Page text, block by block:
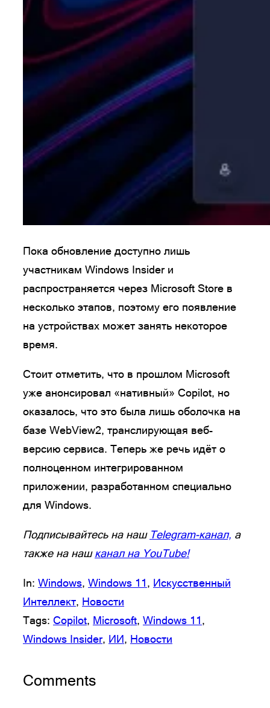
Пока обновление доступно лишь
участникам Windows Insider и
распространяется через Microsoft Store в
несколько этапов, поэтому его появление
на устройствах может занять некоторое
время.
Стоит отметить, что в прошлом Microsoft
уже анонсировал «нативный» Copilot, но
оказалось, что это была лишь оболочка на
базе WebView2, транслирующая веб-
версию сервиса. Теперь же речь идёт о
полноценном интегрированном
приложении, разработанном специально
для Windows.
Подписывайтесь на наш Telegram-канал, а
также на нашканал на YouTube!
In: Windows, Windows 11, Искусственный
Интеллект, Новости
Tags: Copilot, Microsoft, Windows 11
Windows Insider, ИИ, Новости
Comments